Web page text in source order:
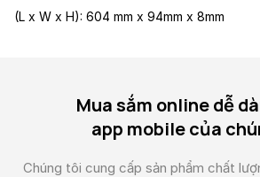
(L x W x H): 604 mm x 94mm x 8mm
Mua sắm online dễ
app mobile của
Chúng tôi cung cấp sản phẩm chất